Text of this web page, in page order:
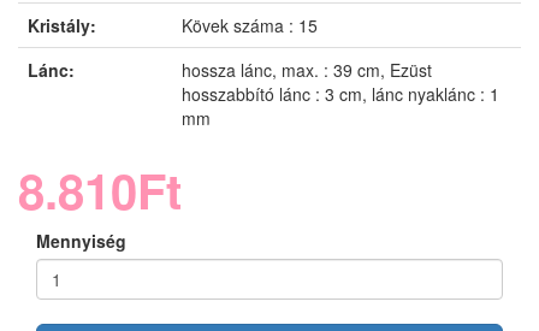
Kristály:
Kövek száma : 15
Lánc:
hossza lánc, max. : 39 cm, Ezüst
hosszabbító lánc : 3 cm, lánc nyaklánc : 1
mm
8.810Ft
Mennyiség